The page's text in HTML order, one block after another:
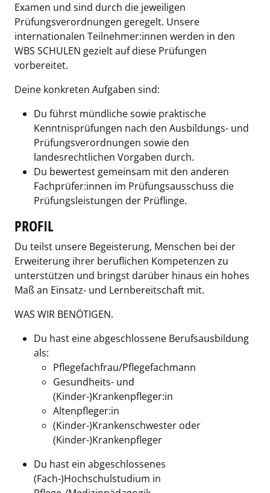
Examen und sind durch die jeweiligen
Prüfungsverordnungen geregelt. Unsere
internationalen Teilnehmer:innen werden in den
WBS SCHULEN gezielt auf diese Prüfungen
vorbereitet.
Deine konkreten Aufgaben sind:
Du führst mündliche sowie praktische
Kenntnisprüfungen nach den Ausbildungs- und
Prüfungsverordnungen sowie den
landesrechtlichen Vorgaben durch.
Du bewertest gemeinsam mit den anderen
Fachprüfer:innen im Prüfungsausschuss die
Prüfungsleistungen der Prüflinge.
PROFIL
Du teilst unsere Begeisterung, Menschen bei der
Erweiterung ihrer beruflichen Kompetenzen zu
unterstützen und bringst darüber hinaus ein hohes
Maß an Einsatz- und Lernbereitschaft mit.
WAS WIR BENÖTIGEN.
Du hast eine abgeschlossene Berufsausbildung
als:
Pflegefachfrau/Pflegefachmann
Gesundheits- und
(Kinder-)Krankenpfleger:in
Altenpfleger:in
(Kinder-)Krankenschwester oder
(Kinder-)Krankenpfleger
Du hast ein abgeschlossenes
(Fach-)Hochschulstudium in